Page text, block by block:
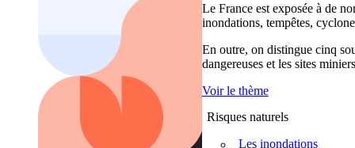
Le France est exposée à de
inondations, tempêtes,
En outre, on distingue cinq
dangereuses et les sites
Voir le thème
Risques naturels
Les inondations